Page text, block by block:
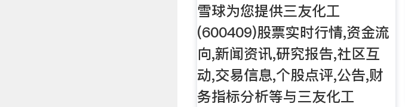
雪球为您提供三友化工
(600409)股票实时行情,资金流
向,新闻资讯,研究报告,社区互
动,交易信息,个股点评,公告,财
务指标分析等与三友化工